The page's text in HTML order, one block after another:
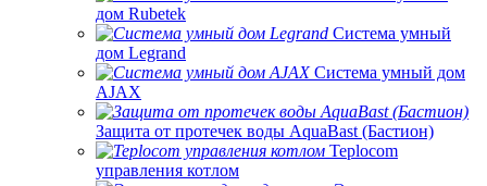
дом Rubetek
Система умный
дом Legrand
Система умный дом
AJAX
Защита от протечек воды AquaBast (Бастион)
Teplocom
управления котлом